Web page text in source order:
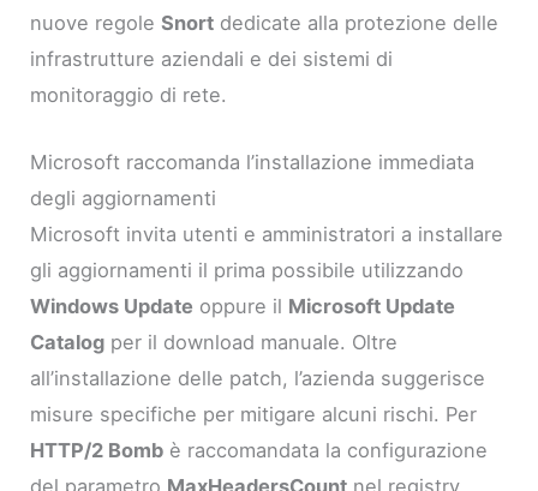
nuove regoleSnort dedicate alla protezione delle
infrastrutture aziendali e dei sistemi di
monitoraggio di rete.
Microsoft raccomanda l’installazione immediata
degli aggiornamenti
Microsoft invita utenti e amministratori a installare
gli aggiornamenti il prima possibile utilizzando
Windows Update oppure il Microsoft Update
Catalog per il download manuale. Oltre
all’installazione delle patch, l’azienda suggerisce
misure specifiche per mitigare alcuni rischi. Per
HTTP/2 Bomb è raccomandata la configurazione
del parametro MaxHeadersCount nel registry,